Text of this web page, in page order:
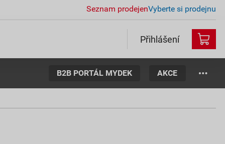
Seznam prodejenVyberte si prodejnu
Přihlášení
B2B PORTÁL MYDEK AKCE